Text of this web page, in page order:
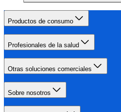
Productos de consumo
Profesionales de la salud
Otras soluciones comerciales
Sobre nosotros